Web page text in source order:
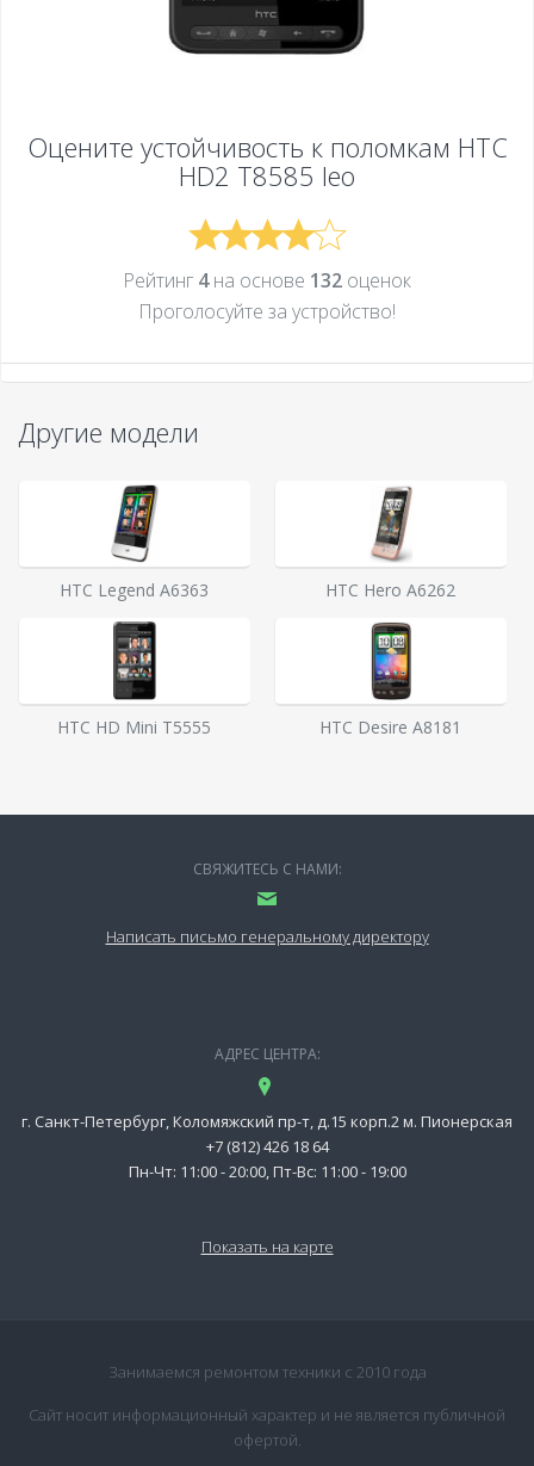
Оцените устойчивость к поломкам HTC
HD2 T8585 leo
Рейтинг 4на основе 132 оценок
Проголосуйте за устройcтво!
Другие модели
HTC Legend A6363 HTC Hero A6262
HTC HD Mini T5555 HTC Desire A8181
СВЯЖИТЕСЬ С НАМИ:
Написать письмо генеральному директору
АДРЕС ЦЕНТРА:
г. Санкт-Петербург, Коломяжский пр-т, д.15 корп.2 м. Пионерская
+7 (812) 426 18 64
Пн-Чт: 11:00 - 20:00, Пт-Вс: 11:00 - 19:00
Показать на карте
Занимаемся ремонтом техники с 2010 года
Сайт носит информационный характер и не является публичной
офертой.